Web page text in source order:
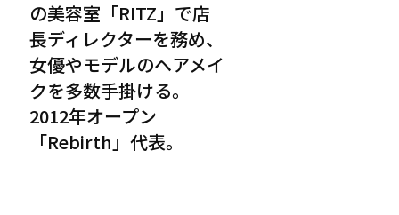
の美容室「RITZ」で店
長ディレクターを務め、
女優やモデルのヘアメイ
クを多数手掛ける。
2012年オープン
「Rebirth」代表。